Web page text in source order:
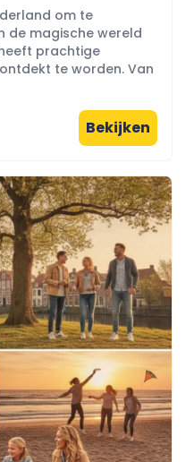
om te
de magische wereld
prachtige
te worden. Van
Bekijken